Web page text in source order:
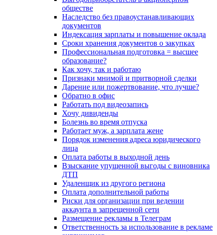
обществе
Наследство без правоустанавливающих
документов
Индексация зарплаты и повышение оклада
Сроки хранения документов о закупках
Профессиональная подготовка = высшее
образование?
Как хочу, так и работаю
Признаки мнимой и притворной сделки
Дарение или пожертвование, что лучше?
Обратно в офис
Работать под видеозапись
Хочу дивиденды
Болезнь во время отпуска
Работает муж, а зарплата жене
Порядок изменения адреса юридического
лица
Оплата работы в выходной день
Взыскание упущенной выгоды с виновника
ДТП
Удаленщик из другого региона
Оплата дополнительной работы
Риски для организации при ведении
аккаунта в запрещенной сети
Размещение рекламы в Телеграм
Ответственность за использование в рекламе